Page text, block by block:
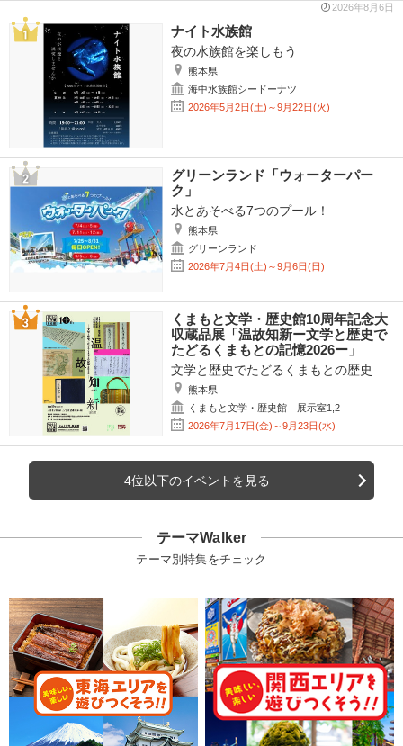
2026年8月6日
ナイト水族館
夜の水族館を楽しもう
熊本県
海中水族館シードーナツ
2026年5月2日(土)～9月22日(火)
グリーンランド「ウォーターパー
ク」
水とあそべる7つのプール！
熊本県
グリーンランド
2026年7月4日(土)～9月6日(日)
くまもと文学・歴史館10周年記念大
収蔵品展「温故知新ー文学と歴史で
たどるくまもとの記憶2026ー」
文学と歴史でたどるくまもとの歴史
熊本県
くまもと文学・歴史館 展示室1,2
2026年7月17日(金)～9月23日(水)
4位以下のイベントを見る
テーマWalker
テーマ別特集をチェック